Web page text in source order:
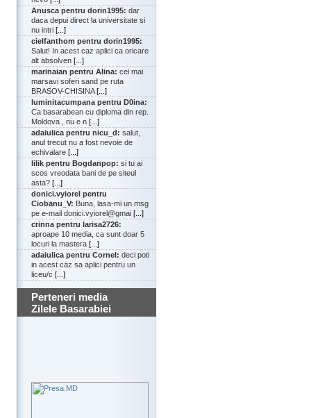
Anusca pentru dorin1995: dar
daca depui direct la universitate si
nu intri [...]
cielfanthom pentru dorin1995:
Salut! In acest caz aplici ca oricare
alt absolven [...]
marinaian pentru Alina: cei mai
marsavi soferi sand pe ruta
BRASOV-CHISINA[...]
luminitacumpana pentru D0ina:
Ca basarabean cu diploma din rep.
Moldova , nu e n [...]
adaiulica pentru nicu_d: salut,
anul trecut nu a fost nevoie de
echivalare [...]
lilik pentru Bogdanpop: si tu ai
scos vreodata bani de pe siteul
asta? [...]
donici.vyiorel pentru
Ciobanu_V: Buna, lasa-mi un msg
pe e-mail donici.vyiorel@gmai [...]
crinna pentru larisa2726:
aproape 10 media, ca sunt doar 5
locuri la mastera [...]
adaiulica pentru Cornel: deci poti
in acest caz sa aplici pentru un
liceu/c [...]
Perteneri media
Zilele Basarabiei